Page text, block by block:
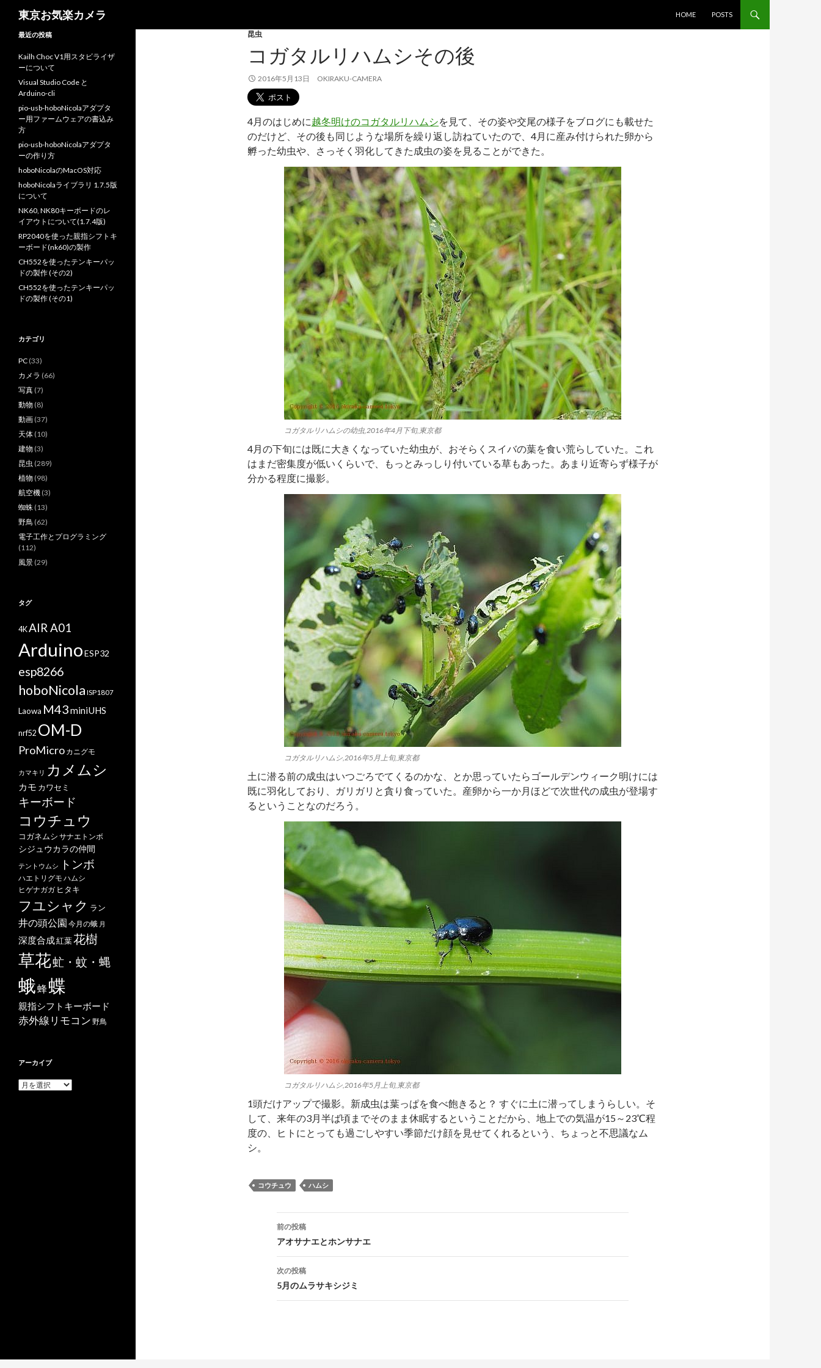
東京お気楽カメラ
HOME
POSTS
昆虫
コガタルリハムシその後
2016年5月13日 OKIRAKU-CAMERA
4月のはじめに越冬明けのコガタルリハムシを見て、その姿や交尾の様子をブログにも載せた
のだけど、その後も同じような場所を繰り返し訪ねていたので、4月に産み付けられた卵から
孵った幼虫や、さっそく羽化してきた成虫の姿を見ることができた。
コガタルリハムシの幼虫,2016年4月下旬,東京都
4月の下旬には既に大きくなっていた幼虫が、おそらくスイバの葉を食い荒らしていた。これ
はまだ密集度が低いくらいで、もっとみっしり付いている草もあった。あまり近寄らず様子が
分かる程度に撮影。
コガタルリハムシ,2016年5月上旬,東京都
土に潜る前の成虫はいつごろでてくるのかな、とか思っていたらゴールデンウィーク明けには
既に羽化しており、ガリガリと貪り食っていた。産卵から一か月ほどで次世代の成虫が登場す
るということなのだろう。
コガタルリハムシ,2016年5月上旬,東京都
1頭だけアップで撮影。新成虫は葉っぱを食べ飽きると？ すぐに土に潜ってしまうらしい。そ
して、来年の3月半ば頃までそのまま休眠するということだから、地上での気温が15～23℃程
度の、ヒトにとっても過ごしやすい季節だけ顔を見せてくれるという、ちょっと不思議なム
シ。
コウチュウ ハムシ
投
稿
ナ
ビ
ゲ
前の投稿
アオサナエとホンサナエ
次の投稿
5月のムラサキシジミ
最近の投稿
Kailh Choc V1用スタビライザ
ーについて
Visual Studio Code と
Arduino-cli
pio-usb-hoboNicolaアダプタ
ー用ファームウェアの書込み
方
pio-usb-hoboNicolaアダプタ
ーの作り方
hoboNicolaのMacOS対応
hoboNicolaライブラリ 1.7.5版
について
NK60, NK80キーボードのレ
イアウトについて(1.7.4版)
RP2040を使った親指シフトキ
ーボード(nk60)の製作
CH552を使ったテンキーパッ
ドの製作 (その2)
CH552を使ったテンキーパッ
ドの製作 (その1)
カテゴリ
PC (33)
カメラ (66)
写真 (7)
動物 (8)
動画 (37)
天体 (10)
建物 (3)
昆虫 (289)
植物 (98)
航空機 (3)
蜘蛛 (13)
野鳥 (62)
電子工作とプログラミング
(112)
風景 (29)
タグ
4KAIR A01
ArduinoESP32
esp8266
hoboNicola ISP1807
Laowa M43miniUHS
nrf52 OM-D
ProMicro カニグモ
カマキリ カメムシ
カモ カワセミ
キーボード
コウチュウ
コガネムシ サナエトンボ
シジュウカラの仲間
テントウムシ トンボ
ハエトリグモ ハムシ
ヒゲナガガ ヒタキ
フユシャク ラン
井の頭公園 今月の蛾 月
深度合成紅葉花樹
草花虻・蚊・蝿
蛾蜂蝶
親指シフトキーボード
赤外線リモコン 野鳥
アーカイブ
ア